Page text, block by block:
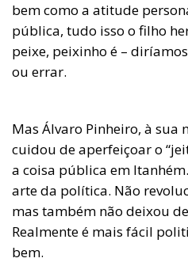
bem como a atitude
pública, tudo isso o filho
peixe, peixinho é –
ou errar.
Mas Álvaro Pinheiro, à sua
cuidou de aperfeiçoar o
a coisa pública em
arte da política. Não
mas também não deixou
Realmente é mais fácil
bem.